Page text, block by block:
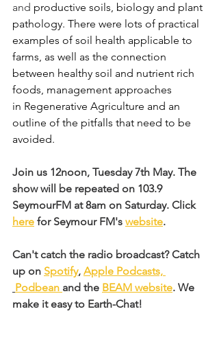
and productive soils, biology and plant
pathology. There were lots of practical
examples of soil health applicable to
farms, as well as the connection
between healthy soil and nutrient rich
foods, management approaches
in Regenerative Agriculture and an
outline of the pitfalls that need to be
avoided.
Join us 12noon, Tuesday 7th May. The
show will be repeated on 103.9
SeymourFM at 8am on Saturday. Click
here for Seymour FM's website.
Can't catch the radio broadcast? Catch
up on Spotify, Apple Podcasts,
Podbean and the BEAM website. We
make it easy to Earth-Chat!